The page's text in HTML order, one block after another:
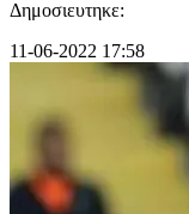
Δημοσιευτηκε:
11-06-2022 17:58